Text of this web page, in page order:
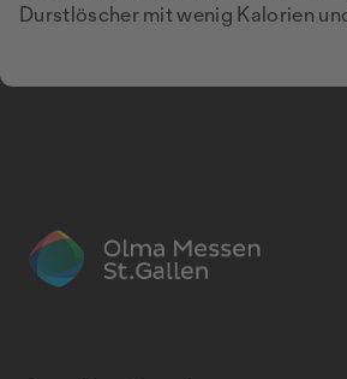
Durstlöscher mit wenig Kalorien